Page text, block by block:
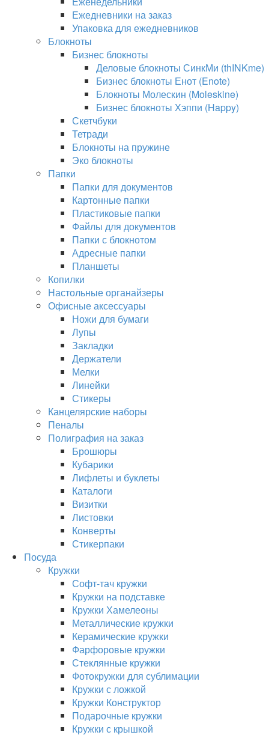
Ежедневники на заказ
Упаковка для ежедневников
Блокноты
Бизнес блокноты
Деловые блокноты СинкМи (thINKme)
Бизнес блокноты Енот (Enote)
Блокноты Молескин (Moleskine)
Бизнес блокноты Хэппи (Happy)
Скетчбуки
Тетради
Блокноты на пружине
Эко блокноты
Папки
Папки для документов
Картонные папки
Пластиковые папки
Файлы для документов
Папки с блокнотом
Адресные папки
Планшеты
Копилки
Настольные органайзеры
Офисные аксессуары
Ножи для бумаги
Лупы
Закладки
Держатели
Мелки
Линейки
Стикеры
Канцелярские наборы
Пеналы
Полиграфия на заказ
Брошюры
Кубарики
Лифлеты и буклеты
Каталоги
Визитки
Листовки
Конверты
Стикерпаки
Посуда
Кружки
Софт-тач кружки
Кружки на подставке
Кружки Хамелеоны
Металлические кружки
Керамические кружки
Фарфоровые кружки
Стеклянные кружки
Фотокружки для сублимации
Кружки с ложкой
Кружки Конструктор
Подарочные кружки
Кружки с крышкой